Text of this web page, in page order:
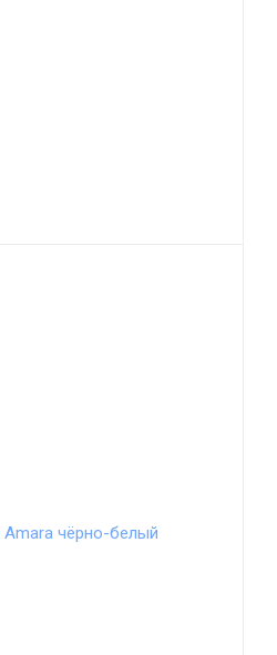
чёрно-белый